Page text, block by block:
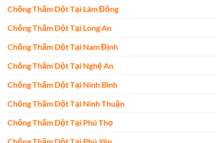
Chống Thấm Dột Tại Lâm Đồng
Chống Thấm Dột Tại Long An
Chống Thấm Dột Tại Nam Định
Chống Thấm Dột Tại Nghệ An
Chống Thấm Dột Tại Ninh Bình
Chống Thấm Dột Tại Ninh Thuận
Chống Thấm Dột Tại Phú Thọ